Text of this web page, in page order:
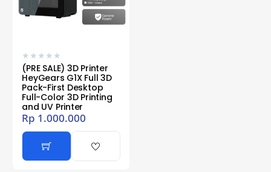
★ ★ ★ ★ ★
(PRE SALE) 3D Printer
HeyGears G1X Full 3D
Pack-First Desktop
Full-Color 3D Printing
and UV Printer
Rp 1.000.000